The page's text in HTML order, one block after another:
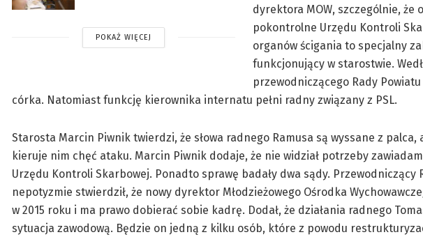
POKAŻ WIĘCEJ
dyrektora MOW, szczególnie, że
pokontrolne Urzędu Kontroli
organów ścigania to specjalny
funkcjonujący w starostwie.
przewodniczącego Rady
córka. Natomiast funkcję kierownika internatu pełni radny związany z PSL.
Starosta Marcin Piwnik twierdzi, że słowa radnego Ramusa są wyssane z
kieruje nim chęć ataku. Marcin Piwnik dodaje, że nie widział potrzeby
Urzędu Kontroli Skarbowej. Ponadto sprawę badały dwa sądy. Przewodniczący
nepotyzmie stwierdził, że nowy dyrektor Młodzieżowego Ośrodka
w 2015 roku i ma prawo dobierać sobie kadrę. Dodał, że działania radnego
sytuacja zawodową. Będzie on jedną z kilku osób, które z powodu